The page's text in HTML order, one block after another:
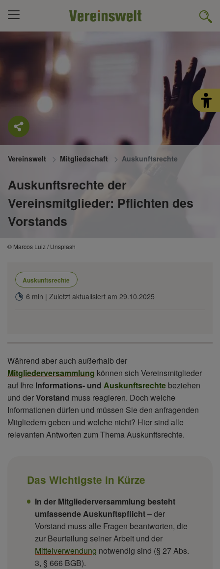
Vereinswelt Mitgliedschaft Auskunftsrechte
Auskunftsrechte der
Vereinsmitglieder: Pflichten des
Vorstands
© Marcos Luiz / Unsplash
Auskunftsrechte
6 min | Zuletzt aktualisiert am 29.10.2025
Während aber auch außerhalb der
Mitgliederversammlung können sich Vereinsmitglieder
auf Ihre Informations- und Auskunftsrechte beziehen
und derVorstand muss reagieren. Doch welche
Informationen dürfen und müssen Sie den anfragenden
Mitgliedern geben und welche nicht? Hier sind alle
relevanten Antworten zum Thema Auskunftsrechte.
Das Wichtigste in Kürze
In der Mitgliederversammlung besteht
umfassende Auskunftspflicht– der
Vorstand muss alle Fragen beantworten, die
zur Beurteilung seiner Arbeit und der
Mittelverwendung notwendig sind (§ 27 Abs.
3, § 666 BGB).